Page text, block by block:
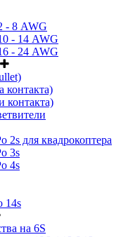
- 8 AWG
- 14 AWG
- 24 AWG
контакта)
контакта)
2s для квадрокоптера
3s
4s
14s
на 6S